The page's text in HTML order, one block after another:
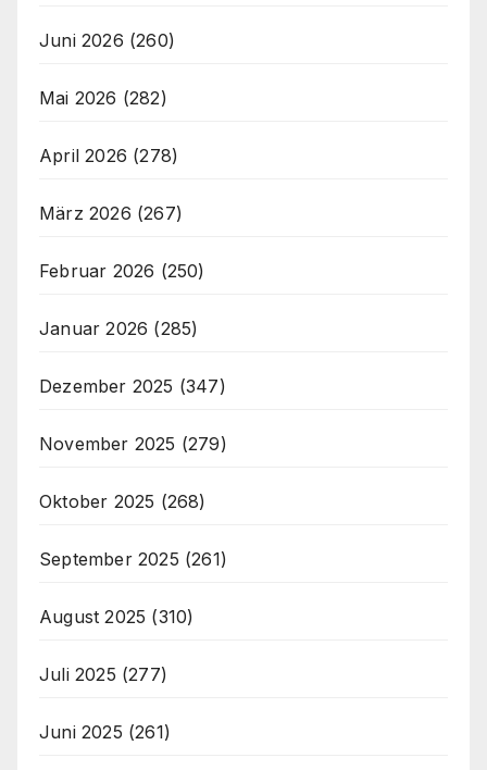
Juni 2026 (260)
Mai 2026 (282)
April 2026 (278)
März 2026 (267)
Februar 2026 (250)
Januar 2026 (285)
Dezember 2025 (347)
November 2025 (279)
Oktober 2025 (268)
September 2025 (261)
August 2025 (310)
Juli 2025 (277)
Juni 2025 (261)